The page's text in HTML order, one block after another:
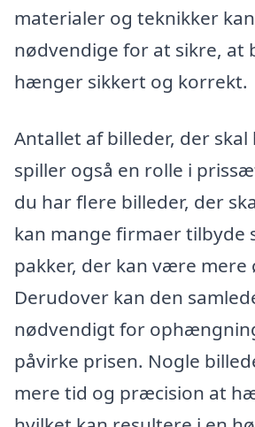
materialer og teknikker
nødvendige for at sikre, at
hænger sikkert og korrekt.
Antallet af billeder, der
spiller også en rolle i
du har flere billeder, der
kan mange firmaer tilbyde
pakker, der kan være mere
Derudover kan den
nødvendigt for
påvirke prisen. Nogle
mere tid og præcision at